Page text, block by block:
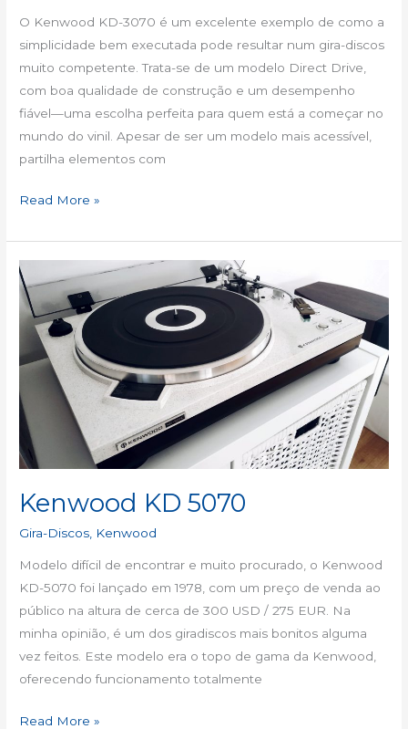
O Kenwood KD-3070 é um excelente exemplo de como a
simplicidade bem executada pode resultar num gira-discos
muito competente. Trata-se de um modelo Direct Drive,
com boa qualidade de construção e um desempenho
fiável—uma escolha perfeita para quem está a começar no
mundo do vinil. Apesar de ser um modelo mais acessível,
partilha elementos com
Read More »
Kenwood KD 5070
Gira-Discos Kenwood
Modelo difícil de encontrar e muito procurado, o Kenwood
KD-5070 foi lançado em 1978, com um preço de venda ao
público na altura de cerca de 300 USD / 275 EUR. Na
minha opinião, é um dos giradiscos mais bonitos alguma
vez feitos. Este modelo era o topo de gama da Kenwood,
oferecendo funcionamento totalmente
Kenwood
KD
5070
Read More »